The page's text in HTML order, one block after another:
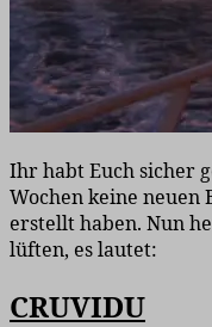
Ihr habt Euch sicher
Wochen keine neuen
erstellt haben. Nun
lüften, es lautet:
CRUVIDU